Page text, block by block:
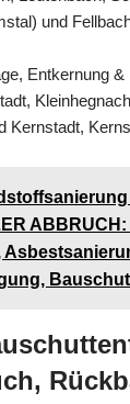
und
Entkernung &
Kernstadt,